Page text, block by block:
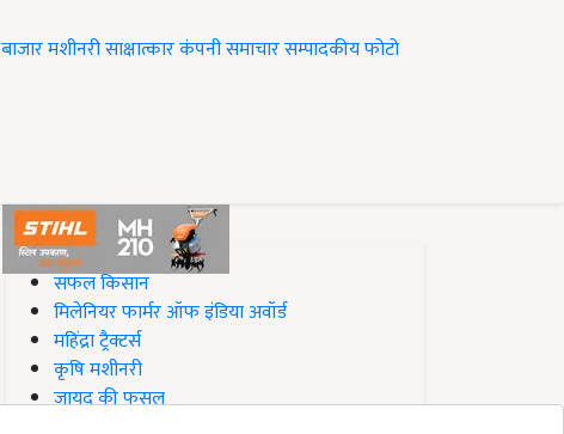
बाजारमशीनरीसाक्षात्कारकंपनी समाचारसम्पादकीयफोटो
#Top on Krishi Jagran
सफल किसान
मिलेनियर फार्मर ऑफ इंडिया अवॉर्ड
महिंद्रा ट्रैक्टर्स
कृषि मशीनरी
जायद की फसल